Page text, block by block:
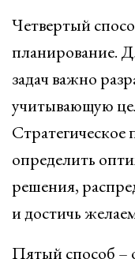
Четвертый
планирование.
задач важно
учитывающую
Стратегическое
определить
решения,
и достичь
Пятый способ –